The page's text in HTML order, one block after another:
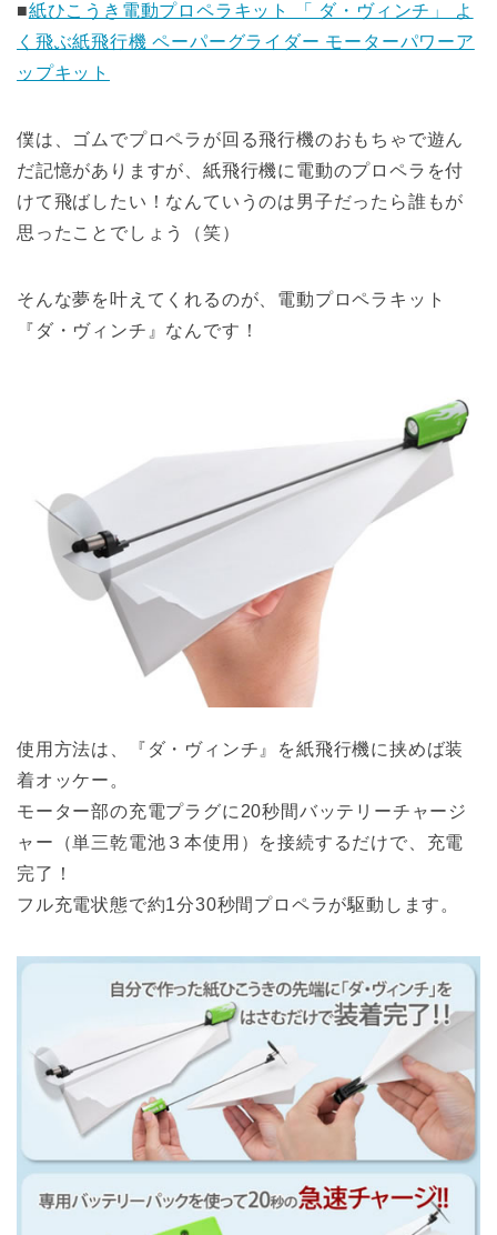
■紙ひこうき電動プロペラキット 「 ダ・ヴィンチ」 よ
く飛ぶ紙飛行機 ペーパーグライダー モーターパワーア
ップキット
僕は、ゴムでプロペラが回る飛行機のおもちゃで遊ん
だ記憶がありますが、紙飛行機に電動のプロペラを付
けて飛ばしたい！なんていうのは男子だったら誰もが
思ったことでしょう（笑）
そんな夢を叶えてくれるのが、電動プロペラキット
『ダ・ヴィンチ』なんです！
使用方法は、『ダ・ヴィンチ』を紙飛行機に挟めば装
着オッケー。
モーター部の充電プラグに20秒間バッテリーチャージ
ャー（単三乾電池３本使用）を接続するだけで、充電
完了！
フル充電状態で約1分30秒間プロペラが駆動します。